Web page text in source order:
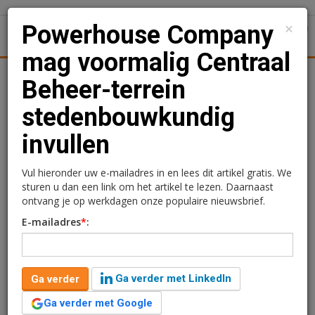
Uitgelicht Achtergronden
Powerhouse Company
mag voormalig Centraal
Beheer-terrein
stedenbouwkundig
invullen
Redactie
30 april 2025 om 10:49
één jaar geleden aangepast
1 minuut leestijd
Architectenbureau Powerhouse Company van Nanne
×
Powerhouse Company
mag voormalig Centraal
Beheer-terrein
stedenbouwkundig
invullen
Vul hieronder uw e-mailadres in en lees dit artikel gratis. We
sturen u dan een link om het artikel te lezen. Daarnaast
ontvang je op werkdagen onze populaire nieuwsbrief.
E-mailadres*:
Ga verder
Ga verder met LinkedIn
Ga verder met Google